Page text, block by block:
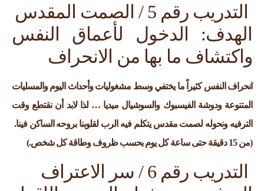
التدريب رقم 5 / الصمت المقدس
الهدف: الدخول لأعماق النفس
واكتشاف ما بها من الانحراف
انحراف النفس كثيراً ما يختفي وسط مشغوليات وأحداث اليوم والمسليات
المتنوعة ودوشة الفيسبوك والسوشيال ميديا … لذا لابد أن نقتطع وقت
الترفيه ونحوله لصمت مقدس يتكلم فيه الرب لقلوبنا بروحه الساكن فينا.
(من 15 دقيقة حتى ساعة كل يوم بحسب ظروف وطاقة كل شخص.)
التدريب رقم 6 / سر الاعتراف